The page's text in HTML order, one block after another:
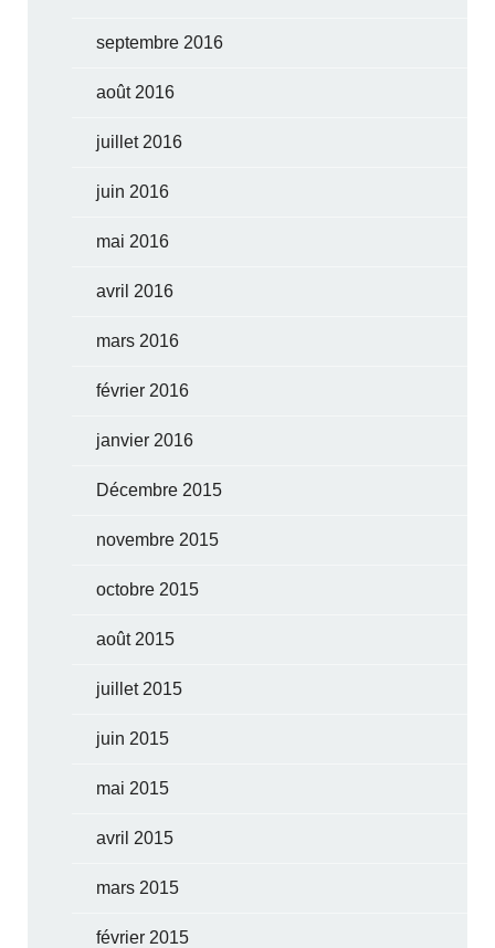
septembre 2016
août 2016
juillet 2016
juin 2016
mai 2016
avril 2016
mars 2016
février 2016
janvier 2016
Décembre 2015
novembre 2015
octobre 2015
août 2015
juillet 2015
juin 2015
mai 2015
avril 2015
mars 2015
février 2015